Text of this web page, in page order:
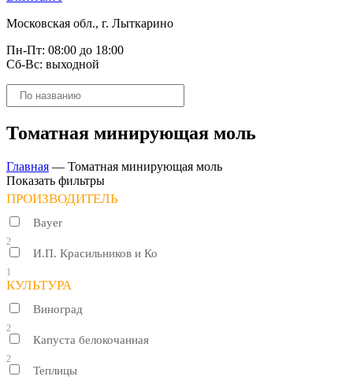
Московская обл., г. Лыткарино
Пн-Пт: 08:00 до 18:00
Сб-Вс: выходной
Поиск
товаров
Томатная минирующая моль
Главная — Томатная минирующая моль
Показать фильтры
ПРОИЗВОДИТЕЛЬ
Bayer
2
И.П. Красильников и Ко
1
КУЛЬТУРА
Виноград
2
Капуста белокочанная
2
Теплицы